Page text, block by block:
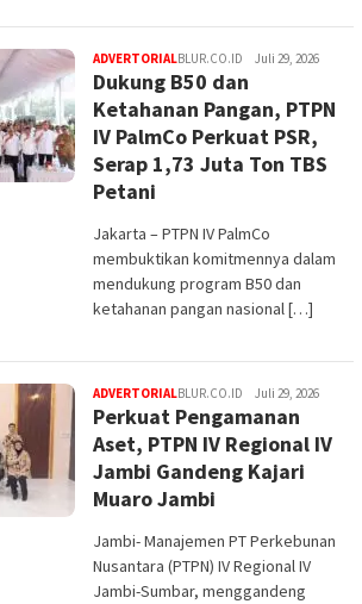
ADVERTORIALBLUR.CO.ID Juli 29, 2026
Dukung B50 dan
Ketahanan Pangan, PTPN
IV PalmCo Perkuat PSR,
Serap 1,73 Juta Ton TBS
Petani
Jakarta – PTPN IV PalmCo
membuktikan komitmennya dalam
mendukung program B50 dan
ketahanan pangan nasional […]
ADVERTORIALBLUR.CO.ID Juli 29, 2026
Perkuat Pengamanan
Aset, PTPN IV Regional IV
Jambi Gandeng Kajari
Muaro Jambi
Jambi- Manajemen PT Perkebunan
Nusantara (PTPN) IV Regional IV
Jambi-Sumbar, menggandeng